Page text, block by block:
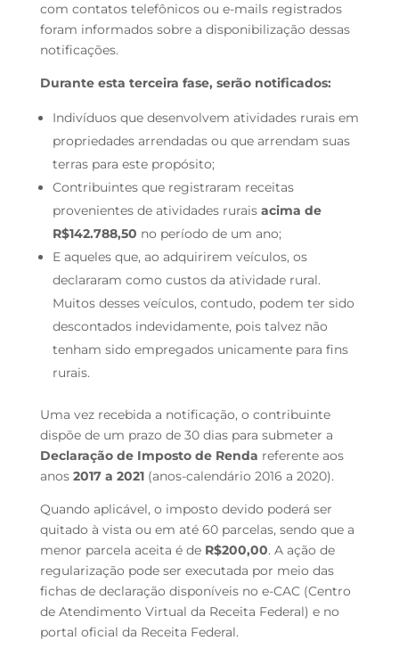
com contatos telefônicos ou e-mails registrados
foram informados sobre a disponibilização dessas
notificações.
Durante esta terceira fase, serão notificados:
Indivíduos que desenvolvem atividades rurais em
propriedades arrendadas ou que arrendam suas
terras para este propósito;
Contribuintes que registraram receitas
provenientes de atividades rurais acima de
R$142.788,50 no período de um ano;
E aqueles que, ao adquirirem veículos, os
declararam como custos da atividade rural.
Muitos desses veículos, contudo, podem ter sido
descontados indevidamente, pois talvez não
tenham sido empregados unicamente para fins
rurais.
Uma vez recebida a notificação, o contribuinte
dispõe de um prazo de 30 dias para submeter a
Declaração de Imposto de Renda referente aos
anos 2017 a 2021(anos-calendário 2016 a 2020).
Quando aplicável, o imposto devido poderá ser
quitado à vista ou em até 60 parcelas, sendo que a
menor parcela aceita é de R$200,00. A ação de
regularização pode ser executada por meio das
fichas de declaração disponíveis no e-CAC (Centro
de Atendimento Virtual da Receita Federal) e no
portal oficial da Receita Federal.